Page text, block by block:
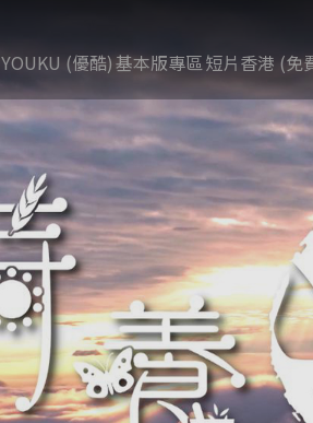
YOUKU (優酷)基本版專區短片香港 (免